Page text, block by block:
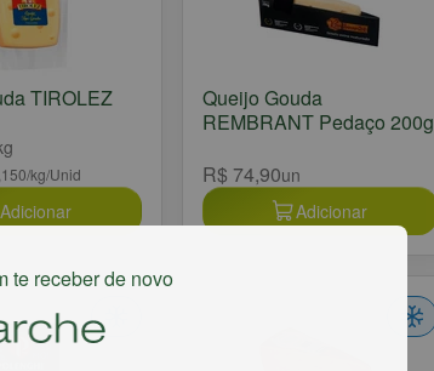
TIROLEZ
/kg/Unid
Adicionar
Queijo Gouda
REMBRANT Pedaço 200g
R$ 74,90un
Adicionar
te receber de novo